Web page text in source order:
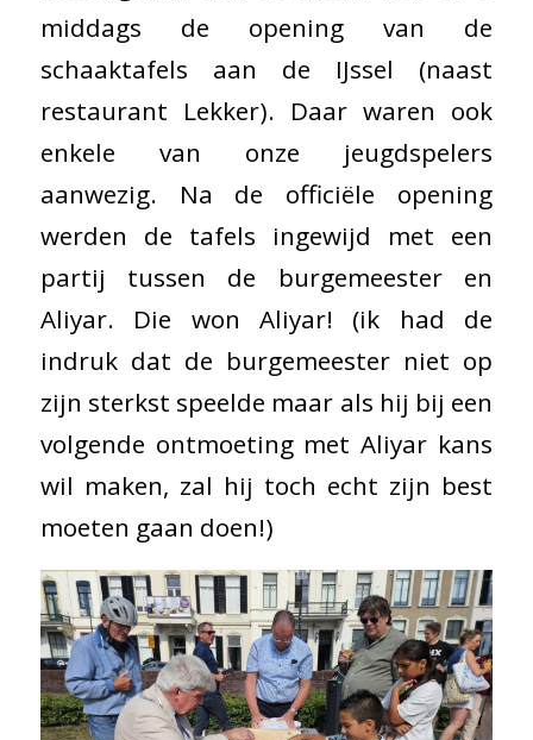
middags de opening van de
schaaktafels aan de IJssel (naast
restaurant Lekker). Daar waren ook
enkele van onze jeugdspelers
aanwezig. Na de officiële opening
werden de tafels ingewijd met een
partij tussen de burgemeester en
Aliyar. Die won Aliyar! (ik had de
indruk dat de burgemeester niet op
zijn sterkst speelde maar als hij bij een
volgende ontmoeting met Aliyar kans
wil maken, zal hij toch echt zijn best
moeten gaan doen!)